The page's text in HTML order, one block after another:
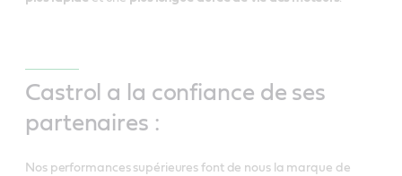
Castrol a la confiance de ses
partenaires :
Nos performances supérieures font de nous la marque de